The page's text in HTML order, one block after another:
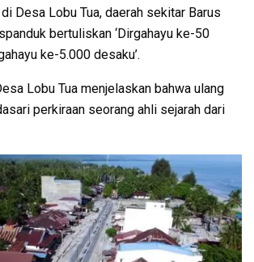
Desa Lobu Tua, daerah sekitar Barus
bertuliskan ‘Dirgahayu ke-50
ke-5.000 desaku’.
Lobu Tua menjelaskan bahwa ulang
perkiraan seorang ahli sejarah dari